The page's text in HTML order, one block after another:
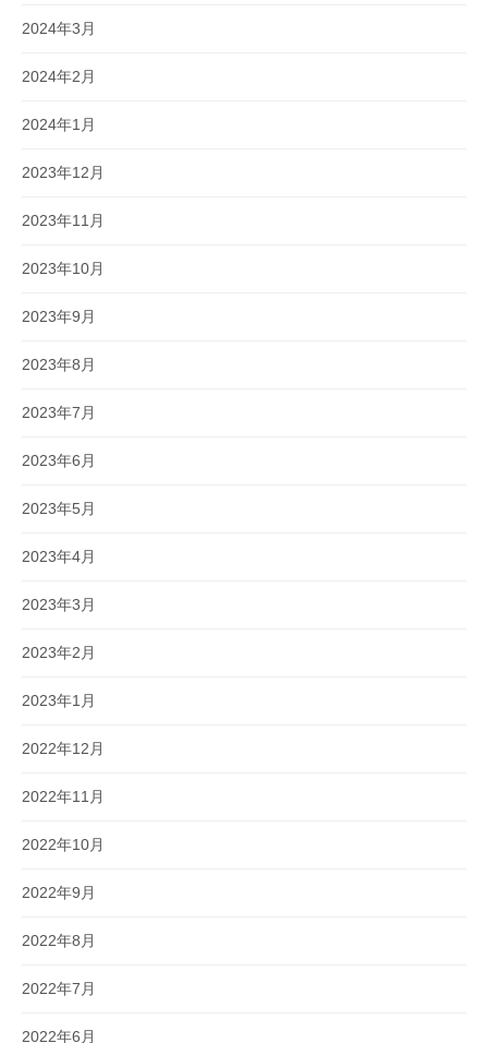
2024年3月
2024年2月
2024年1月
2023年12月
2023年11月
2023年10月
2023年9月
2023年8月
2023年7月
2023年6月
2023年5月
2023年4月
2023年3月
2023年2月
2023年1月
2022年12月
2022年11月
2022年10月
2022年9月
2022年8月
2022年7月
2022年6月